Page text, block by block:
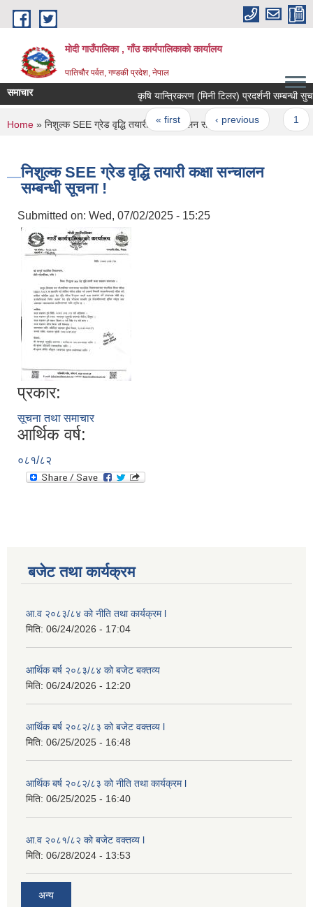
Skip to main content
मोदी गाउँपालिका , गाँउ कार्यपालिकाको कार्यालय
पातिचौर पर्वत, गण्डकी प्रदेश, नेपाल
समाचार कृषि यान्त्रिकरण (मिनी टिलर) प्रदर्शनी सम्बन्धी सुचना l
Pages
« first ‹ previous
You are here
Home » निशुल्क SEE ग्रेड वृद्धि तयारी कक्षा सन्चालन सम्बन्धी सूचना !
निशुल्क SEE ग्रेड वृद्धि तयारी कक्षा सन्चालन
सम्बन्धी सूचना !
Submitted on: Wed, 07/02/2025 - 15:25
प्रकार:
सूचना तथा समाचार
आर्थिक वर्ष:
०८१/८२
बजेट तथा कार्यक्रम
आ.व २०८३/८४ को नीति तथा कार्यक्रम l
मिति: 06/24/2026 - 17:04
आर्थिक बर्ष २०८३/८४ को बजेट बक्तव्य
मिति: 06/24/2026 - 12:20
आर्थिक बर्ष २०८२/८३ को बजेट वक्तव्य l
मिति: 06/25/2025 - 16:48
आर्थिक बर्ष २०८२/८३ को नीति तथा कार्यक्रम l
मिति: 06/25/2025 - 16:40
आ.व २०८१/८२ को बजेट वक्तव्य l
मिति: 06/28/2024 - 13:53
अन्य